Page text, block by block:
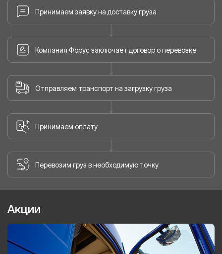
Принимаем заявку на доставку груза
Компания Форус заключает договор о перевозке
Отправляем транспорт на загрузку груза
Принимаем оплату
Перевозим груз в необходимую точку
Акции